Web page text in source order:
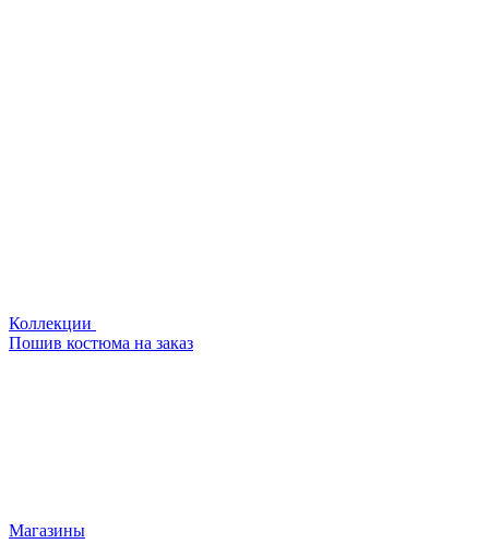
Коллекции
Пошив костюма на заказ
Магазины